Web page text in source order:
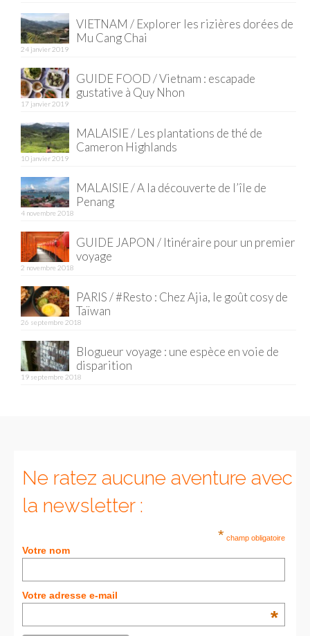
Quy Nhon
EUROPE
France
La Réunion
Paris
Poitou
Saint-Malo
Savoie
Allemagne
Berlin
Munich
Danemark
Royaume-Uni
ALLEMAGNE
– Berlin
VIETNAM / Explorer les rizières dorées de
Mu Cang Chai
24 janvier 2019
GUIDE FOOD / Vietnam : escapade
gustative à Quy Nhon
17 janvier 2019
MALAISIE / Les plantations de thé de
Cameron Highlands
10 janvier 2019
MALAISIE / A la découverte de l’île de
Penang
4 novembre 2018
GUIDE JAPON / Itinéraire pour un premier
voyage
2 novembre 2018
PARIS / #Resto : Chez Ajia, le goût cosy de
Taïwan
26 septembre 2018
Blogueur voyage : une espèce en voie de
disparition
19 septembre 2018
Ne ratez aucune aventure avec
la newsletter :
* champ obligatoire
Votre nom
Votre adresse e-mail
*